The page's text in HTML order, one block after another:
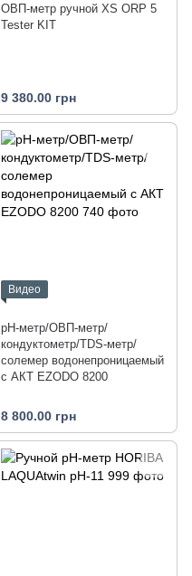
ОВП-метр ручной XS ORP 5
Tester KIT
9 380.00 грн
Видео
pH-метр/ОВП-метр/
кондуктометр/TDS-метр/
солемер водонепроницаемый
с АКТ EZODO 8200
8 800.00 грн